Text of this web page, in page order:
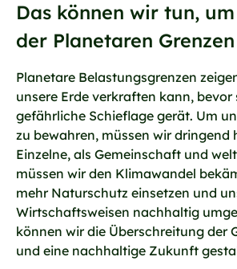
Das können wir tun,
der Planetaren
Planetare Belastungsgrenzen
unsere Erde verkraften kann, bevor
gefährliche Schieflage gerät. Um
zu bewahren, müssen wir dringend
Einzelne, als Gemeinschaft und
müssen wir den Klimawandel
mehr Naturschutz einsetzen und
Wirtschaftsweisen nachhaltig
können wir die Überschreitung der
und eine nachhaltige Zukunft